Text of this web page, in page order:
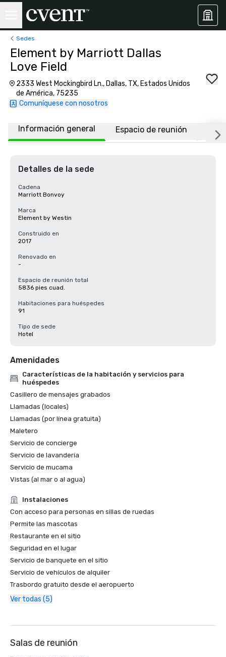
Sedes
Element by Marriott Dallas
Love Field
2333 West Mockingbird Ln., Dallas, TX, Estados Unidos
de América, 75235
Comuníquese con nosotros
Información general Espacio de reunión
Detalles de la sede
Cadena
Marriott Bonvoy
Marca
Element by Westin
Construido en
2017
Renovado en
-
Espacio de reunión total
5836 pies cuad.
Habitaciones para huéspedes
91
Tipo de sede
Hotel
Amenidades
Características de la habitación y servicios para
huéspedes
Casillero de mensajes grabados
Llamadas (locales)
Llamadas (por línea gratuita)
Maletero
Servicio de concierge
Servicio de lavandería
Servicio de mucama
Vistas (al mar o al agua)
Instalaciones
Con acceso para personas en sillas de ruedas
Permite las mascotas
Restaurante en el sitio
Seguridad en el lugar
Servicio de banquete en el sitio
Servicio de vehículos de alquiler
Trasbordo gratuito desde el aeropuerto
Ver todas (5)
Salas de reunión